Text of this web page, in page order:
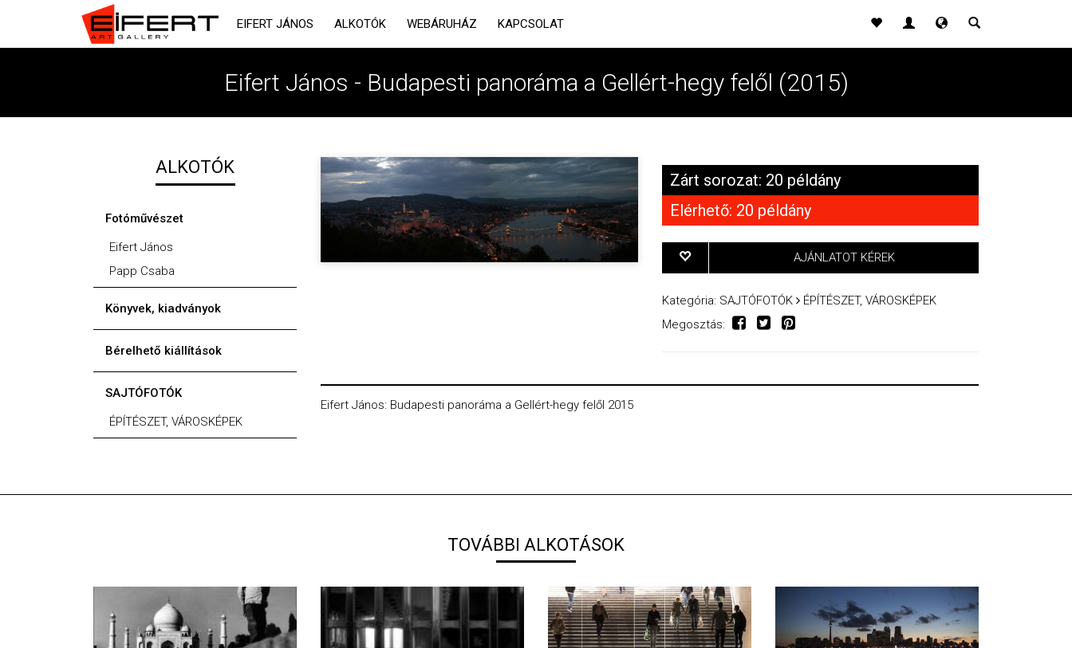
EIFERT JÁNOS ALKOTÓK WEBÁRUHÁZ KAPCSOLAT
Eifert János - Budapesti panoráma a Gellért-hegy felől (2015)
ALKOTÓK
Fotóművészet
Eifert János
Papp Csaba
Könyvek, kiadványok
Bérelhető kiállítások
SAJTÓFOTÓK
ÉPÍTÉSZET, VÁROSKÉPEK
Zárt sorozat: 20 példány
Elérhető: 20 példány
AJÁNLATOT KÉREK
Kategória: SAJTÓFOTÓK
ÉPÍTÉSZET, VÁROSKÉPEK
Megosztás:
Eifert János: Budapesti panoráma a Gellért-hegy felől 2015
TOVÁBBI ALKOTÁSOK